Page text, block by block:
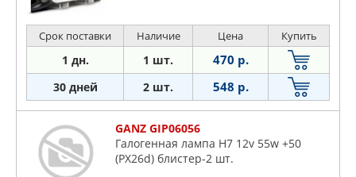
Срок поставки Наличие Цена Купить
1 дн. 1 шт. 470 р.
30 дней 2 шт. 548 р.
GANZ GIP06056
Галогенная лампа H7 12v 55w +50
(PX26d) блистер-2 шт.